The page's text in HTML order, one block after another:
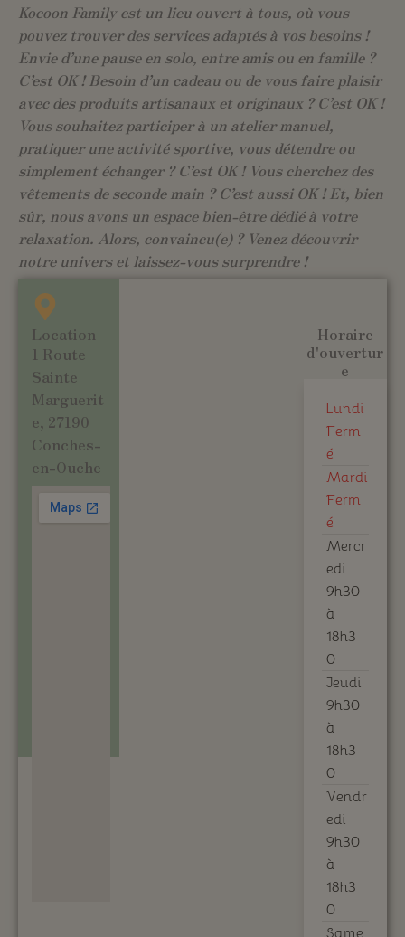
Kocoon Family est un lieu ouvert à tous, où vous
pouvez trouver des services adaptés à vos besoins !
Envie d’une pause en solo, entre amis ou en famille ?
C’est OK ! Besoin d’un cadeau ou de vous faire plaisir
avec des produits artisanaux et originaux ? C’est OK !
Vous souhaitez participer à un atelier manuel,
pratiquer une activité sportive, vous détendre ou
simplement échanger ? C’est OK ! Vous cherchez des
vêtements de seconde main ? C’est aussi OK ! Et, bien
sûr, nous avons un espace bien-être dédié à votre
relaxation. Alors, convaincu(e) ? Venez découvrir
notre univers et laissez-vous surprendre !
Location
1 Route
Sainte
Marguerit
e, 27190
Conches-
en-Ouche
Horaire
d'ouvertur
e
Lundi
Ferm
é
Mardi
Ferm
é
Mercr
edi
9h30
à
18h3
0
Jeudi
9h30
à
18h3
0
Vendr
edi
9h30
à
18h3
0